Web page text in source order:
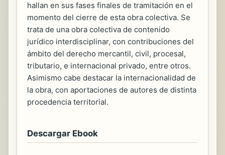
hallan en sus fases finales de tramitación en el
momento del cierre de esta obra colectiva. Se
trata de una obra colectiva de contenido
jurídico interdisciplinar, con contribuciones del
ámbito del derecho mercantil, civil, procesal,
tributario, e internacional privado, entre otros.
Asimismo cabe destacar la internacionalidad de
la obra, con aportaciones de autores de distinta
procedencia territorial.
Descargar Ebook